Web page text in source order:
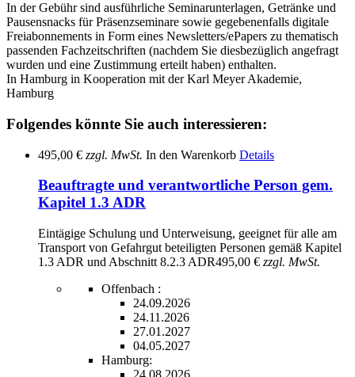
In der Gebühr sind ausführliche Seminarunterlagen, Getränke und
Pausensnacks für Präsenzseminare sowie gegebenenfalls digitale
Freiabonnements in Form eines Newsletters/ePapers zu thematisch
passenden Fachzeitschriften (nachdem Sie diesbezüglich angefragt
wurden und eine Zustimmung erteilt haben) enthalten.
In Hamburg in Kooperation mit der Karl Meyer Akademie,
Hamburg
Folgendes könnte Sie auch interessieren:
495,00 € zzgl. MwSt. In den Warenkorb Details
Beauftragte und verantwortliche Person gem.
Kapitel 1.3 ADR
Eintägige Schulung und Unterweisung, geeignet für alle am
Transport von Gefahrgut beteiligten Personen gemäß Kapitel
1.3 ADR und Abschnitt 8.2.3 ADR495,00 € zzgl. MwSt.
Offenbach :
24.09.2026
24.11.2026
27.01.2027
04.05.2027
Hamburg:
24.08.2026